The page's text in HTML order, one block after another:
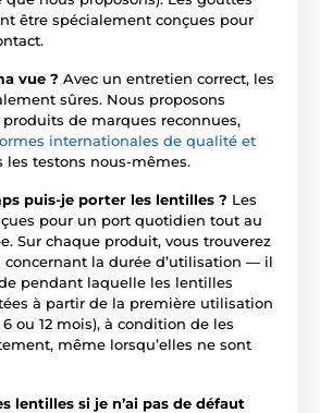
être spécialement conçues pour
vue ? Avec un entretien correct, les
sûres. Nous proposons
de marques reconnues,
internationales de qualité et
les testons nous-mêmes.
puis-je porter les lentilles ? Les
pour un port quotidien tout au
Sur chaque produit, vous trouverez
la durée d’utilisation — il
pendant laquelle les lentilles
à partir de la première utilisation
ou 12 mois), à condition de les
même lorsqu’elles ne sont
lentilles si je n’ai pas de défaut